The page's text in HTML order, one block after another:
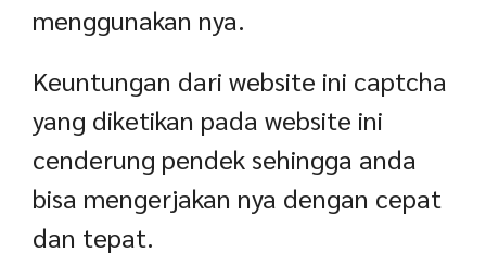
menggunakan nya.
Keuntungan dari website ini captcha
yang diketikan pada website ini
cenderung pendek sehingga anda
bisa mengerjakan nya dengan cepat
dan tepat.